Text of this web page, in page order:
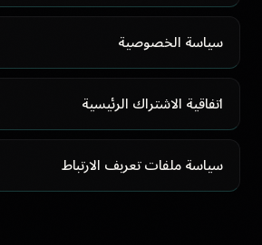
سياسة الخصوصية
اتفاقية الاشتراك الرئيسية
سياسة ملفات تعريف الارتباط